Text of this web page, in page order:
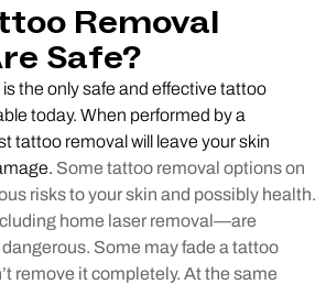
Removal
Safe?
the only safe and effective tattoo
today. When performed by a
tattoo removal will leave your skin
Some tattoo removal options on
risks to your skin and possibly health.
home laser removal—are
Some may fade a tattoo
remove it completely. At the same